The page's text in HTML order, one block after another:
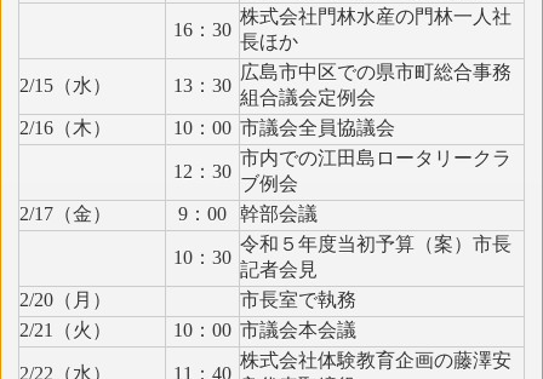
16：30
株式会社門林水産の門林一人社
長ほか
2/15（水） 13：30
広島市中区での県市町総合事務
組合議会定例会
2/16（木）
10：00 市議会全員協議会
12：30
市内での江田島ロータリークラ
ブ例会
2/17（金）
9：00 幹部会議
10：30
令和５年度当初予算（案）市長
記者会見
2/20（月）
市長室で執務
2/21（火）
10：00 市議会本会議
2/22（水） 11：40
株式会社体験教育企画の藤澤安